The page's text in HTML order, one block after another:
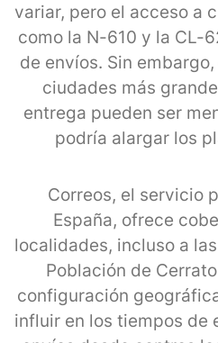
variar, pero el acceso a
como la N-610 y la CL-
de envíos. Sin
ciudades más
entrega pueden ser
podría alargar los
Correos, el servicio
España, ofrece
localidades, incluso a
Población de
configuración
influir en los tiempos de